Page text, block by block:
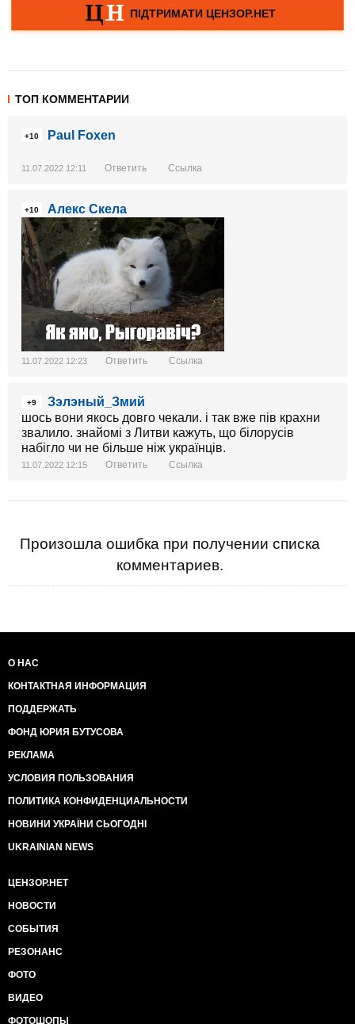
ТОП КОММЕНТАРИИ
+10 Paul Foxen
11.07.2022 12:11 Ответить Ссылка
+10 Алекс Скела
11.07.2022 12:23 Ответить Ссылка
+9
Зэлэный_Змий
шось вони якось довго чекали. і так вже пів крахни
звалило. знайомі з Литви кажуть, що білорусів
набігло чи не більше ніж українців.
11.07.2022 12:15 Ответить Ссылка
Произошла ошибка при получении списка
комментариев.
О НАС
КОНТАКТНАЯ ИНФОРМАЦИЯ
ПОДДЕРЖАТЬ
ФОНД ЮРИЯ БУТУСОВА
РЕКЛАМА
УСЛОВИЯ ПОЛЬЗОВАНИЯ
ПОЛИТИКА КОНФИДЕНЦИАЛЬНОСТИ
НОВИНИ УКРАЇНИ СЬОГОДНІ
UKRAINIAN NEWS
ЦЕНЗОР.НЕТ
НОВОСТИ
СОБЫТИЯ
РЕЗОНАНС
ФОТО
ВИДЕО
ФОТОШОПЫ